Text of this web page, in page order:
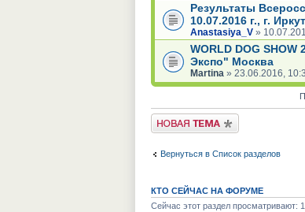
Результаты
10.07.2016 г., г.
Anastasiya_V »
WORLD DOG
Экспо" Москва
Martina » 23.06.2016,
Новая тема
Вернуться в Список разделов
КТО СЕЙЧАС НА ФОРУМЕ
Сейчас этот раздел просматривают: 1